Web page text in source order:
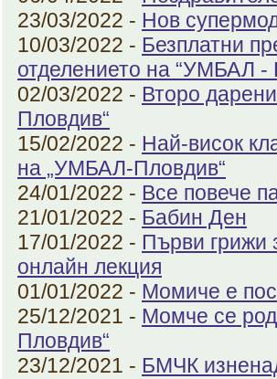
23/03/2022 - Нов
10/03/2022 - Безплатни
отделението на “УМБАЛ -
02/03/2022 - Второ
Пловдив“
15/02/2022 - Най-висок
на „УМБАЛ-Пловдив“
24/01/2022 - Все повече
21/01/2022 - Бабин Ден
17/01/2022 - Първи грижи
онлайн лекция
01/01/2022 - Момиче е
25/12/2021 - Момче се
Пловдив“
23/12/2021 - БМЧК